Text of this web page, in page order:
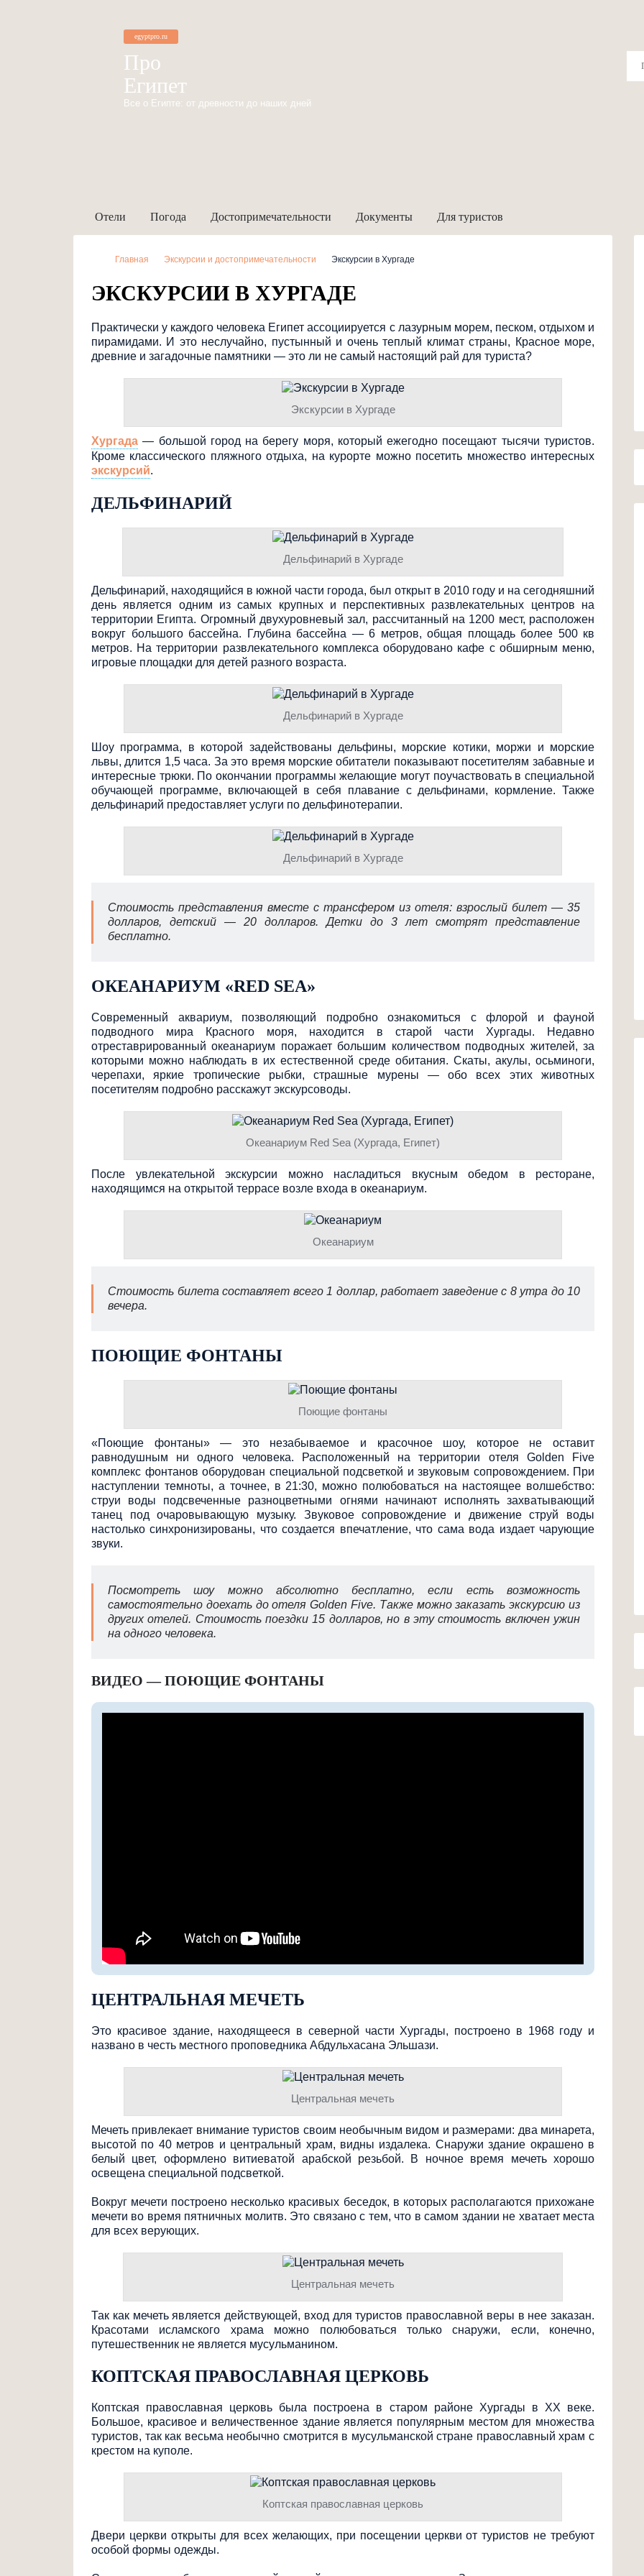
egyptpro.ru
Про
Египет
Все о Египте: от древности до наших дней
Отели Погода Достопримечательности Документы Для туристов
Главная Экскурсии и достопримечательности Экскурсии в Хургаде
ЭКСКУРСИИ В ХУРГАДЕ
Практически у каждого человека Египет ассоциируется с лазурным морем, песком, отдыхом и
пирамидами. И это неслучайно, пустынный и очень теплый климат страны, Красное море,
древние и загадочные памятники — это ли не самый настоящий рай для туриста?
Экскурсии в Хургаде
Хургада — большой город на берегу моря, который ежегодно посещают тысячи туристов.
Кроме классического пляжного отдыха, на курорте можно посетить множество интересных
экскурсий.
ДЕЛЬФИНАРИЙ
Дельфинарий в Хургаде
Дельфинарий, находящийся в южной части города, был открыт в 2010 году и на сегодняшний
день является одним из самых крупных и перспективных развлекательных центров на
территории Египта. Огромный двухуровневый зал, рассчитанный на 1200 мест, расположен
вокруг большого бассейна. Глубина бассейна — 6 метров, общая площадь более 500 кв
метров. На территории развлекательного комплекса оборудовано кафе с обширным меню,
игровые площадки для детей разного возраста.
Дельфинарий в Хургаде
Шоу программа, в которой задействованы дельфины, морские котики, моржи и морские
львы, длится 1,5 часа. За это время морские обитатели показывают посетителям забавные и
интересные трюки. По окончании программы желающие могут поучаствовать в специальной
обучающей программе, включающей в себя плавание с дельфинами, кормление. Также
дельфинарий предоставляет услуги по дельфинотерапии.
Дельфинарий в Хургаде
Стоимость представления вместе с трансфером из отеля: взрослый билет — 35
долларов, детский — 20 долларов. Детки до 3 лет смотрят представление
бесплатно.
ОКЕАНАРИУМ «RED SEA»
Современный аквариум, позволяющий подробно ознакомиться с флорой и фауной
подводного мира Красного моря, находится в старой части Хургады. Недавно
отреставрированный океанариум поражает большим количеством подводных жителей, за
которыми можно наблюдать в их естественной среде обитания. Скаты, акулы, осьминоги,
черепахи, яркие тропические рыбки, страшные мурены — обо всех этих животных
посетителям подробно расскажут экскурсоводы.
Океанариум Red Sea (Хургада, Египет)
После увлекательной экскурсии можно насладиться вкусным обедом в ресторане,
находящимся на открытой террасе возле входа в океанариум.
Океанариум
Стоимость билета составляет всего 1 доллар, работает заведение с 8 утра до 10
вечера.
ПОЮЩИЕ ФОНТАНЫ
Поющие фонтаны
«Поющие фонтаны» — это незабываемое и красочное шоу, которое не оставит
равнодушным ни одного человека. Расположенный на территории отеля Golden Five
комплекс фонтанов оборудован специальной подсветкой и звуковым сопровождением. При
наступлении темноты, а точнее, в 21:30, можно полюбоваться на настоящее волшебство:
струи воды подсвеченные разноцветными огнями начинают исполнять захватывающий
танец под очаровывающую музыку. Звуковое сопровождение и движение струй воды
настолько синхронизированы, что создается впечатление, что сама вода издает чарующие
звуки.
Посмотреть шоу можно абсолютно бесплатно, если есть возможность
самостоятельно доехать до отеля Golden Five. Также можно заказать экскурсию из
других отелей. Стоимость поездки 15 долларов, но в эту стоимость включен ужин
на одного человека.
ВИДЕО — ПОЮЩИЕ ФОНТАНЫ
ЦЕНТРАЛЬНАЯ МЕЧЕТЬ
Это красивое здание, находящееся в северной части Хургады, построено в 1968 году и
названо в честь местного проповедника Абдульхасана Эльшази.
Центральная мечеть
Мечеть привлекает внимание туристов своим необычным видом и размерами: два минарета,
высотой по 40 метров и центральный храм, видны издалека. Снаружи здание окрашено в
белый цвет, оформлено витиеватой арабской резьбой. В ночное время мечеть хорошо
освещена специальной подсветкой.
Вокруг мечети построено несколько красивых беседок, в которых располагаются прихожане
мечети во время пятничных молитв. Это связано с тем, что в самом здании не хватает места
для всех верующих.
Центральная мечеть
Так как мечеть является действующей, вход для туристов православной веры в нее заказан.
Красотами исламского храма можно полюбоваться только снаружи, если, конечно,
путешественник не является мусульманином.
КОПТСКАЯ ПРАВОСЛАВНАЯ ЦЕРКОВЬ
Коптская православная церковь была построена в старом районе Хургады в XX веке.
Большое, красивое и величественное здание является популярным местом для множества
туристов, так как весьма необычно смотрится в мусульманской стране православный храм с
крестом на куполе.
Коптская православная церковь
Двери церкви открыты для всех желающих, при посещении церкви от туристов не требуют
особой формы одежды.